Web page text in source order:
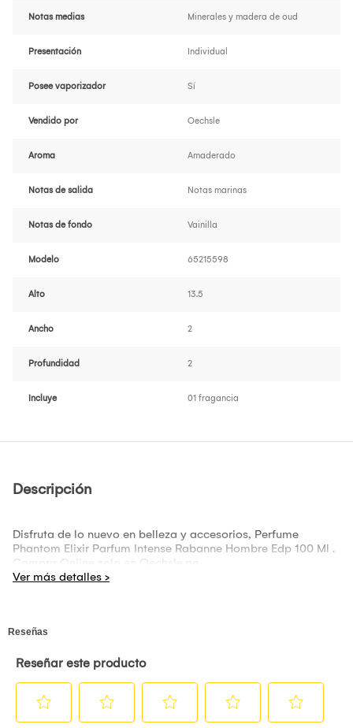
Notas medias Minerales y madera de oud
Presentación Individual
Posee vaporizador Sí
Vendido por Oechsle
Aroma Amaderado
Notas de salida Notas marinas
Notas de fondo Vainilla
Modelo 65215598
Alto 13.5
Ancho 2
Profundidad 2
Incluye 01 fragancia
Descripción
Disfruta de lo nuevo en belleza y accesorios, Perfume
Phantom Elixir Parfum Intense Rabanne Hombre Edp 100 Ml .
Compra Online solo en Oechsle.pe